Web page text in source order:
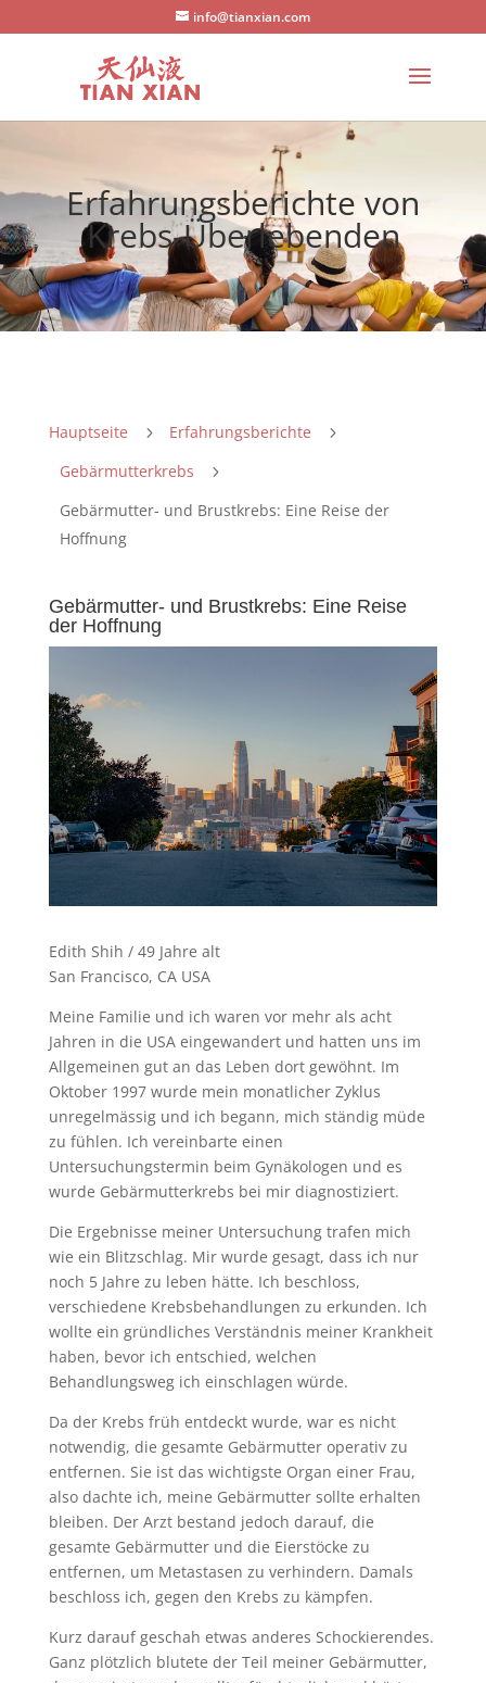
info@tianxian.com
Erfahrungsberichte von
Krebs-Überlebenden
Hauptseite 5 Erfahrungsberichte 5
Gebärmutterkrebs 5
Gebärmutter- und Brustkrebs: Eine Reise der
Hoffnung
Gebärmutter- und Brustkrebs: Eine Reise
der Hoffnung
Edith Shih / 49 Jahre alt
San Francisco, CA USA
Meine Familie und ich waren vor mehr als acht
Jahren in die USA eingewandert und hatten uns im
Allgemeinen gut an das Leben dort gewöhnt. Im
Oktober 1997 wurde mein monatlicher Zyklus
unregelmässig und ich begann, mich ständig müde
zu fühlen. Ich vereinbarte einen
Untersuchungstermin beim Gynäkologen und es
wurde Gebärmutterkrebs bei mir diagnostiziert.
Die Ergebnisse meiner Untersuchung trafen mich
wie ein Blitzschlag. Mir wurde gesagt, dass ich nur
noch 5 Jahre zu leben hätte. Ich beschloss,
verschiedene Krebsbehandlungen zu erkunden. Ich
wollte ein gründliches Verständnis meiner Krankheit
haben, bevor ich entschied, welchen
Behandlungsweg ich einschlagen würde.
Da der Krebs früh entdeckt wurde, war es nicht
notwendig, die gesamte Gebärmutter operativ zu
entfernen. Sie ist das wichtigste Organ einer Frau,
also dachte ich, meine Gebärmutter sollte erhalten
bleiben. Der Arzt bestand jedoch darauf, die
gesamte Gebärmutter und die Eierstöcke zu
entfernen, um Metastasen zu verhindern. Damals
beschloss ich, gegen den Krebs zu kämpfen.
Kurz darauf geschah etwas anderes Schockierendes.
Ganz plötzlich blutete der Teil meiner Gebärmutter,